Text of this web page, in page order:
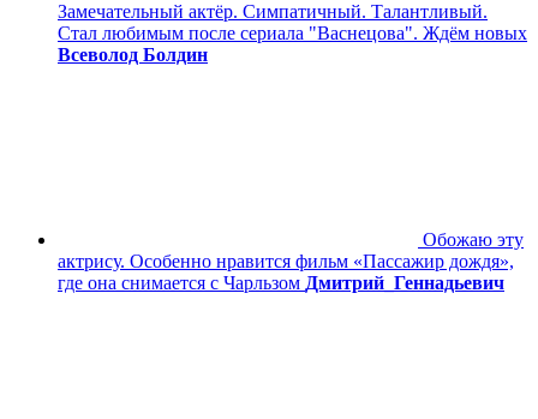
Замечательный актёр. Симпатичный. Талантливый.
Стал любимым после сериала "Васнецова". Ждём новых
Всеволод Болдин
Обожаю эту
актрису. Особенно нравится фильм «Пассажир дождя»,
где она снимается с Чарльзом Дмитрий_Геннадьевич